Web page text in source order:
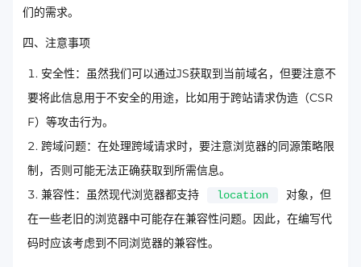
们的需求。
四、注意事项
安全性：虽然我们可以通过JS获取到当前域名，但要注意不
要将此信息用于不安全的用途，比如用于跨站请求伪造（CSR
F）等攻击行为。
跨域问题：在处理跨域请求时，要注意浏览器的同源策略限
制，否则可能无法正确获取到所需信息。
兼容性：虽然现代浏览器都支持
location
对象，但
在一些老旧的浏览器中可能存在兼容性问题。因此，在编写代
码时应该考虑到不同浏览器的兼容性。